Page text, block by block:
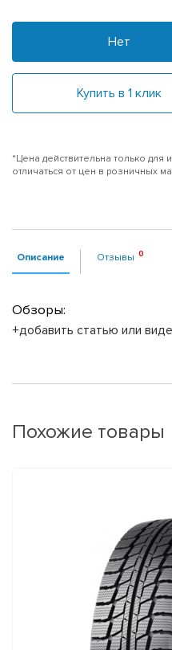
Нет
Купить в 1 клик
*Цена действительна только для
отличаться от цен в розничных
Описание Отзывы
Обзоры:
+добавить статью или
Похожие товары